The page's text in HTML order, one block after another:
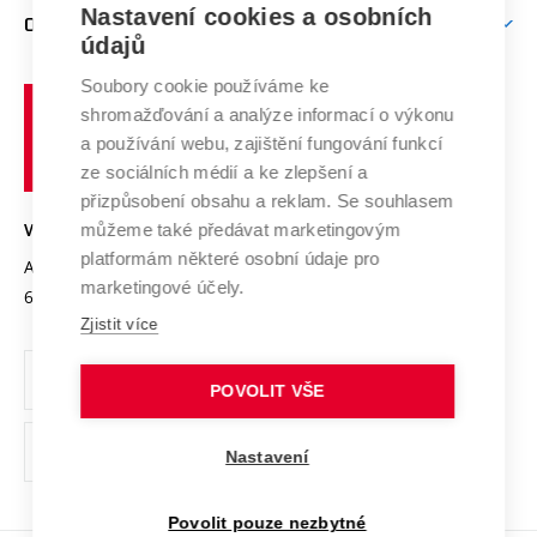
E-přihláška
Doktorské studium
Podpora podnikání
Mezinárodní vědecká rada
Systém zajišťování kvality výzkumu
Výzkumné infrastruktury
Transfer znalostí
Open Science
Projekty
Projekty ze strukturálních fondů
Specifický výzkum
Zahraniční spolupráce
Spolupráce se školami
Služby univerzity
Mezinárodní dohody
Univerzitní sítě
O UNIVERZITĚ
Profil univerzity
Udržitelná univerzita
Podnikavá univerzita / ContriBUTe
Bezpečná univerzita
Vyznamenání
Organizační struktura
Ochrana osobních údajů
odkaz)
učení
technické
Brně
VYSOKÉ UČENÍ TECHNICKÉ V BRNĚ
Antonínská 548/1
602 00 Brno
www.vut.cz
vut@vutbr.cz
Nastavení cookies a osobních
údajů
Soubory cookie používáme ke
shromažďování a analýze informací o výkonu
a používání webu, zajištění fungování funkcí
ze sociálních médií a ke zlepšení a
přizpůsobení obsahu a reklam. Se souhlasem
můžeme také předávat marketingovým
platformám některé osobní údaje pro
marketingové účely.
Zjistit více
POVOLIT VŠE
Nastavení
Povolit pouze nezbytné